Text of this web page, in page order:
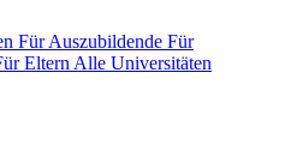
Für Auszubildende Für
Eltern Alle Universitäten